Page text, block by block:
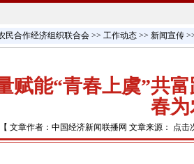
民合作经济组织联合会 >> 工作动态 >> 新闻宣传
赋能“青春上虞”共
春为
【 文章作者：中国经济新闻联播网 文章来源： 点